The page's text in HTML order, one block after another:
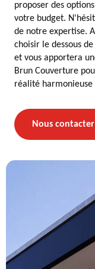
proposer des
votre budget.
de notre expertise.
choisir le dessous
et vous apportera
Brun Couverture
réalité harmonieuse
Nous contacter